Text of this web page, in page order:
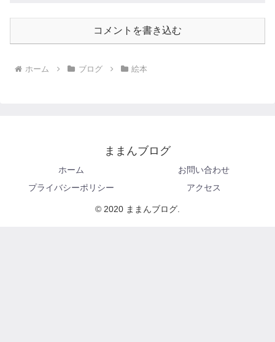
コメントを書き込む
ホーム ブログ 絵本
ままんブログ
ホーム
お問い合わせ
プライバシーポリシー
アクセス
© 2020 ままんブログ.